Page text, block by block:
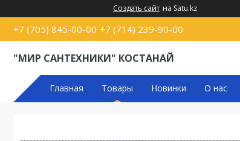
Создать сайт на Satu.kz
+7 (705) 845-00-00 +7 (714) 239-90-00
"МИР САНТЕХНИКИ" КОСТАНАЙ
Главная Товары Новинки О нас